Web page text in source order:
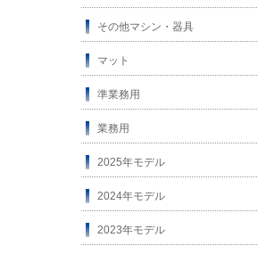
その他マシン・器具
マット
準業務用
業務用
2025年モデル
2024年モデル
2023年モデル